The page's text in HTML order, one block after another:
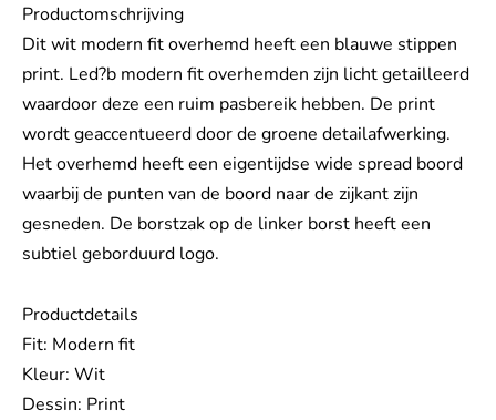
Productomschrijving
Dit wit modern fit overhemd heeft een blauwe stippen
print. Led?b modern fit overhemden zijn licht getailleerd
waardoor deze een ruim pasbereik hebben. De print
wordt geaccentueerd door de groene detailafwerking.
Het overhemd heeft een eigentijdse wide spread boord
waarbij de punten van de boord naar de zijkant zijn
gesneden. De borstzak op de linker borst heeft een
subtiel geborduurd logo.
Productdetails
Fit: Modern fit
Kleur: Wit
Dessin: Print